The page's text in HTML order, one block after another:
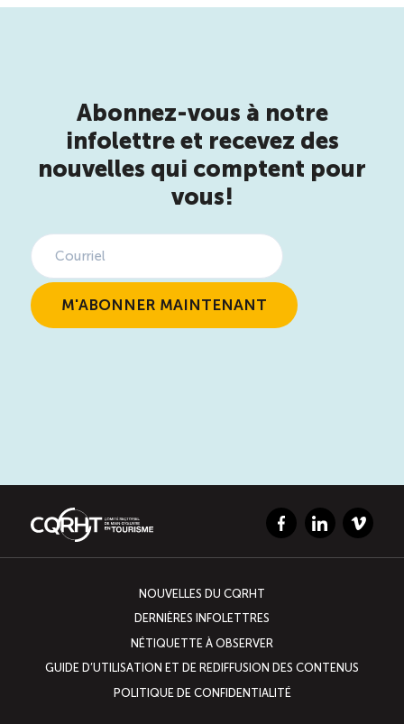
Abonnez-vous à notre
infolettre et recevez des
nouvelles qui comptent pour
vous!
FacebookLinkedInVimeo
NOUVELLES DU CQRHT
DERNIÈRES INFOLETTRES
NÉTIQUETTE À OBSERVER
GUIDE D’UTILISATION ET DE REDIFFUSION DES CONTENUS
POLITIQUE DE CONFIDENTIALITÉ